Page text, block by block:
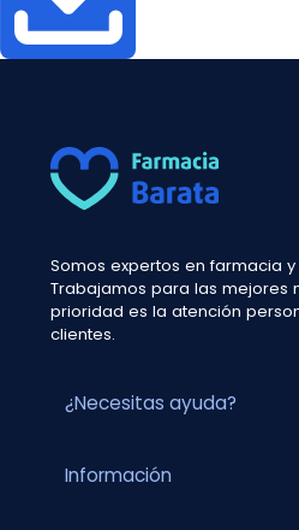
Somos expertos en farmacia
Trabajamos para las mejores
prioridad es la atención
clientes.
¿Necesitas ayuda?
Información